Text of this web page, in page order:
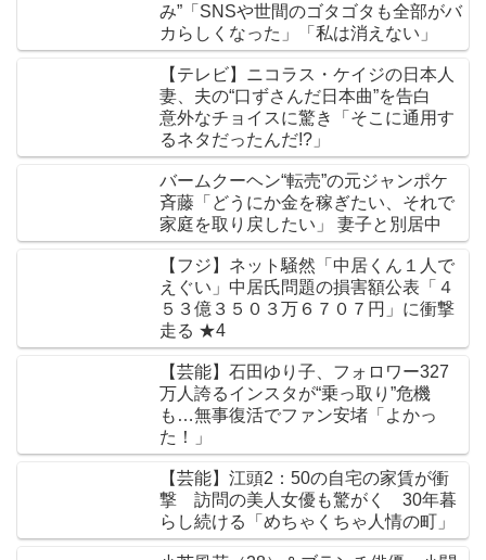
み”「SNSや世間のゴタゴタも全部がバ
カらしくなった」「私は消えない」
【テレビ】ニコラス・ケイジの日本人
妻、夫の“口ずさんだ日本曲”を告白
意外なチョイスに驚き「そこに通用す
るネタだったんだ!?」
バームクーヘン“転売”の元ジャンポケ
斉藤「どうにか金を稼ぎたい、それで
家庭を取り戻したい」 妻子と別居中
【フジ】ネット騒然「中居くん１人で
えぐい」中居氏問題の損害額公表「４
５３億３５０３万６７０７円」に衝撃
走る ★4
【芸能】石田ゆり子、フォロワー327
万人誇るインスタが“乗っ取り”危機
も…無事復活でファン安堵「よかっ
た！」
【芸能】江頭2：50の自宅の家賃が衝
撃 訪問の美人女優も驚がく 30年暮
らし続ける「めちゃくちゃ人情の町」